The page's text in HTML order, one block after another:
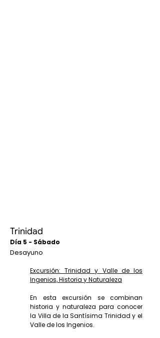
Trinidad
Día 5 - Sábado
Desayuno
Excursión: Trinidad y Valle de los
Ingenios, Historia y Naturaleza
En esta excursión se combinan
historia y naturaleza para conocer
la Villa de la Santísima Trinidad y el
Valle de los Ingenios.